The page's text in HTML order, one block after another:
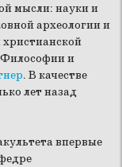
мысли: науки и
археологии и
христианской
и
. В качестве
лет назад
впервые